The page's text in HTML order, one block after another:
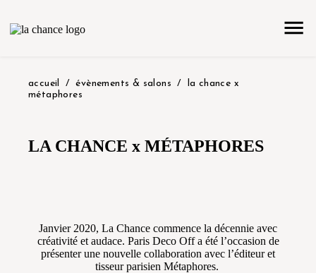
accueil évènements & salons
la chance x
métaphores
LA CHANCE x MÉTAPHORES
Janvier 2020, La Chance commence la décennie avec
créativité et audace. Paris Deco Off a été l’occasion de
présenter une nouvelle collaboration avec l’éditeur et
tisseur parisien Métaphores.